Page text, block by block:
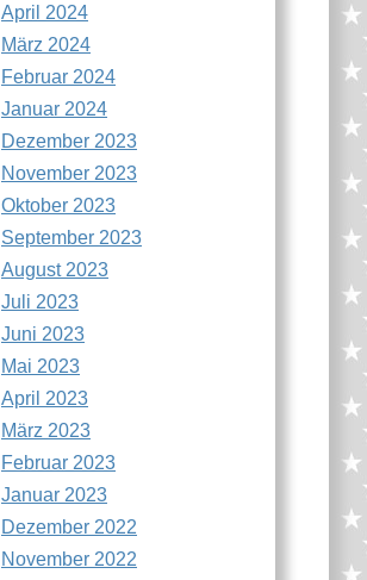
April 2024
März 2024
Februar 2024
Januar 2024
Dezember 2023
November 2023
Oktober 2023
September 2023
August 2023
Juli 2023
Juni 2023
Mai 2023
April 2023
März 2023
Februar 2023
Januar 2023
Dezember 2022
November 2022